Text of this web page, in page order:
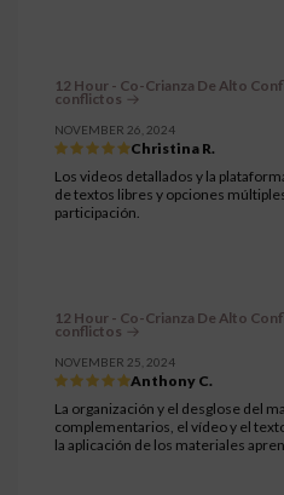
12 Hour - Co-Crianza De Alto
conflictos
NOVEMBER 26, 2024
Christina R.
Los videos detallados y la
de textos libres y opciones
participación.
12 Hour - Co-Crianza De Alto
conflictos
NOVEMBER 25, 2024
Anthony C.
La organización y el desglose del
complementarios, el vídeo y el
la aplicación de los materiales